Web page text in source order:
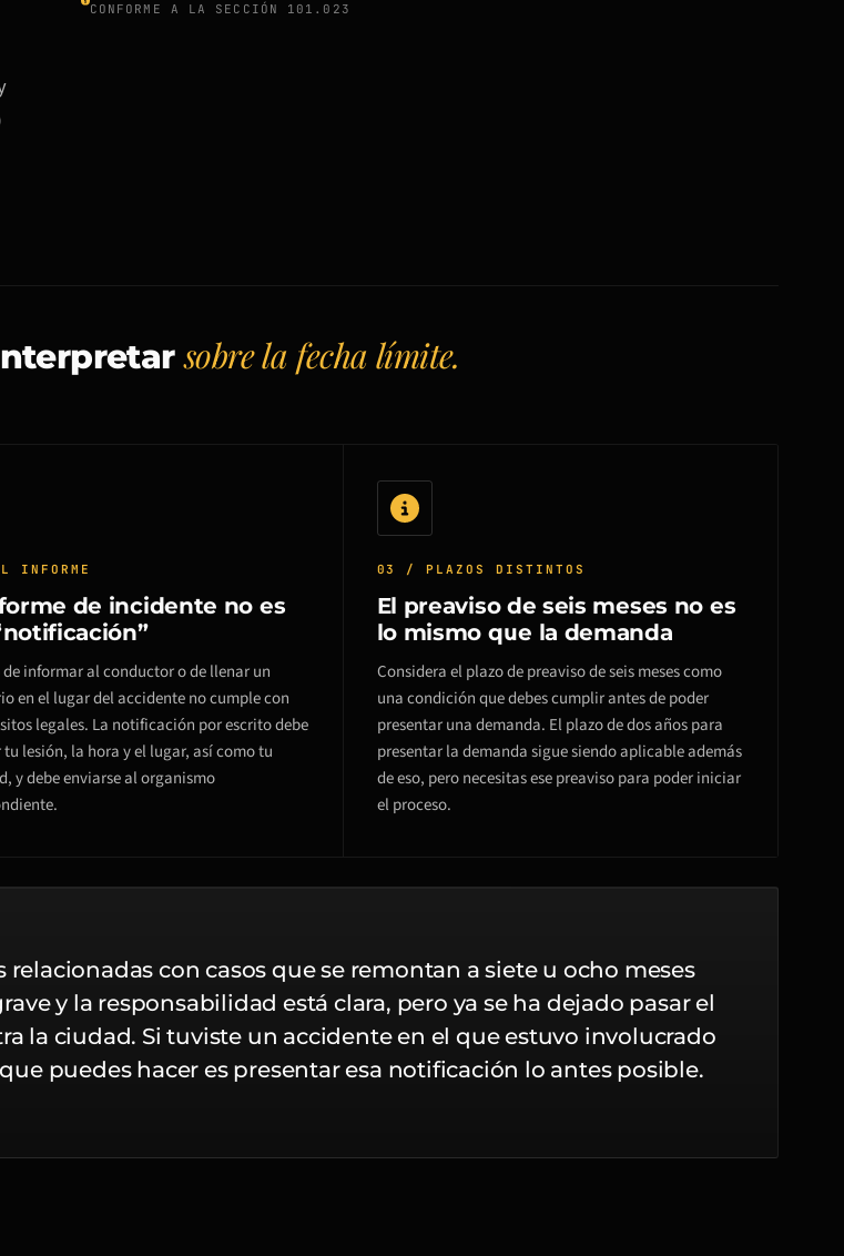
CONFORME A LA SECCIÓN 101.023
sobre la fecha límite.
INFORME
de incidente no es
de informar al conductor o de llenar un
en el lugar del accidente no cumple con
legales. La notificación por escrito debe
lesión, la hora y el lugar, así como tu
y debe enviarse al organismo
03 / PLAZOS DISTINTOS
El preaviso de seis meses no es
lo mismo que la demanda
Considera el plazo de preaviso de seis meses como
una condición que debes cumplir antes de poder
presentar una demanda. El plazo de dos años para
presentar la demanda sigue siendo aplicable además
de eso, pero necesitas ese preaviso para poder iniciar
el proceso.
con casos que se remontan a siete u ocho meses
y la responsabilidad está clara, pero ya se ha dejado pasar el
la ciudad. Si tuviste un accidente en el que estuvo involucrado
puedes hacer es presentar esa notificación lo antes posible.